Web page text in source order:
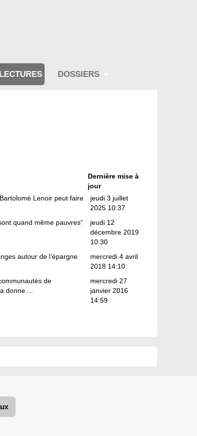
LECTURES DOSSIERS
Dernière mise à
jour
Lenoir peut faire
jeudi 3 juillet
2025 10:37
quand même pauvres“
jeudi 12
décembre 2019
10:30
autour de l’épargne
mercredi 4 avril
2018 14:10
de
donne ...
mercredi 27
janvier 2016
14:59